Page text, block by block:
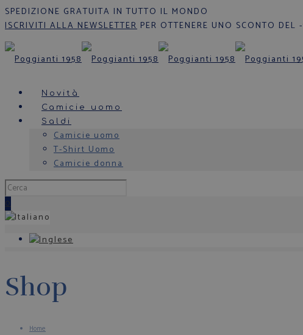
SPEDIZIONE GRATUITA IN TUTTO IL MONDO
ISCRIVITI ALLA NEWSLETTER PER OTTENERE UNO SCONTO
Novità
Camicie uomo
Saldi
Camicie uomo
T-Shirt Uomo
Camicie donna
0
Shop
Home